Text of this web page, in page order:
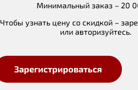
Минимальный заказ – 20
Чтобы узнать цену со скидкой –
или авторизуйтесь.
Зарегистрироваться